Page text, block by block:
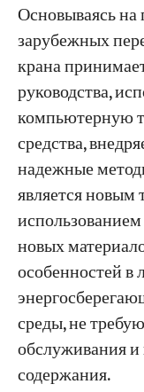
Основываясь
зарубежных
крана
руководства,
компьютерную
средства,
надежные
является новым
новых
особенностей
среды, не
обслуживания
содержания.